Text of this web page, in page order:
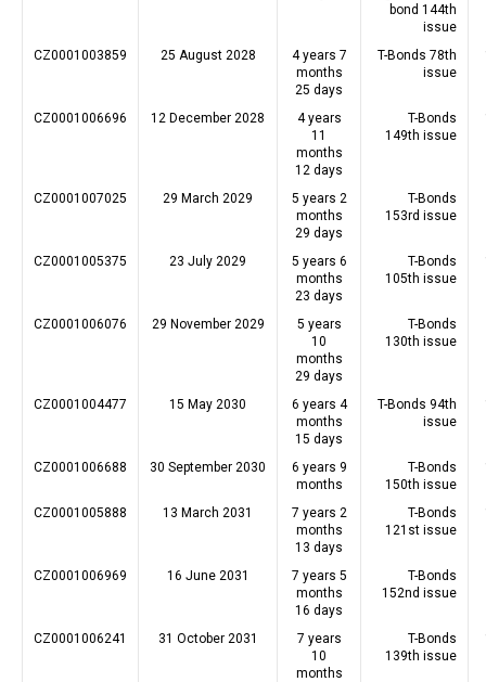
bond 144th
issue
CZ0001003859
25 August 2028
4 years 7
months
25 days
T-Bonds 78th
issue
CZ0001006696 12 December 2028
4 years
11
months
12 days
T-Bonds
149th issue
CZ0001007025 29 March 2029
5 years 2
months
29 days
T-Bonds
153rd issue
CZ0001005375 23 July 2029
5 years 6
months
23 days
T-Bonds
105th issue
CZ0001006076 29 November 2029
5 years
10
months
29 days
T-Bonds
130th issue
CZ0001004477 15 May 2030
6 years 4
months
15 days
T-Bonds 94th
issue
CZ0001006688 30 September 2030
6 years 9
months
T-Bonds
150th issue
CZ0001005888 13 March 2031
7 years 2
months
13 days
T-Bonds
121st issue
CZ0001006969 16 June 2031
7 years 5
months
16 days
T-Bonds
152nd issue
CZ0001006241 31 October 2031
7 years
10
months
T-Bonds
139th issue